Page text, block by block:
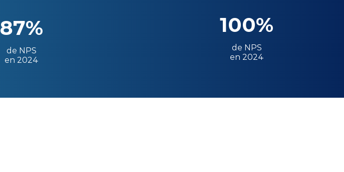
87%
de NPS
en 2024
100%
de NPS
en 2024